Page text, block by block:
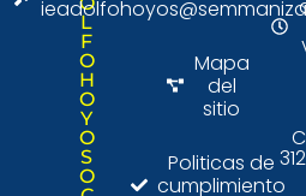
L
F
O
H
O
Y
O
S
O
Mapa
del
sitio
Politicas de
cumplimiento